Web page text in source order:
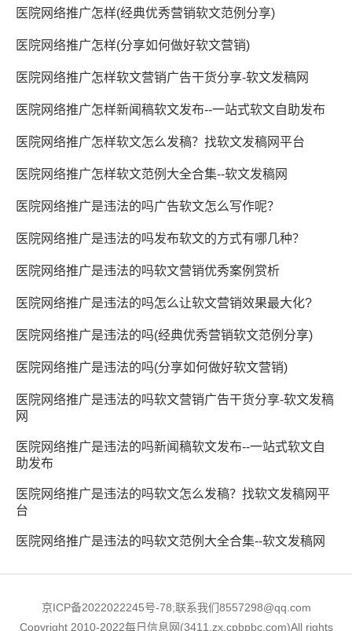
医院网络推广怎样(经典优秀营销软文范例分享)
医院网络推广怎样(分享如何做好软文营销)
医院网络推广怎样软文营销广告干货分享-软文发稿网
医院网络推广怎样新闻稿软文发布--一站式软文自助发布
医院网络推广怎样软文怎么发稿？找软文发稿网平台
医院网络推广怎样软文范例大全合集--软文发稿网
医院网络推广是违法的吗广告软文怎么写作呢？
医院网络推广是违法的吗发布软文的方式有哪几种？
医院网络推广是违法的吗软文营销优秀案例赏析
医院网络推广是违法的吗怎么让软文营销效果最大化?
医院网络推广是违法的吗(经典优秀营销软文范例分享)
医院网络推广是违法的吗(分享如何做好软文营销)
医院网络推广是违法的吗软文营销广告干货分享-软文发稿
网
医院网络推广是违法的吗新闻稿软文发布--一站式软文自
助发布
医院网络推广是违法的吗软文怎么发稿？找软文发稿网平
台
医院网络推广是违法的吗软文范例大全合集--软文发稿网
京ICP备2022022245号-78;联系我们8557298@qq.com
Copyright 2010-2022每日信息网(3411.zx.cpbpbc.com)All rights